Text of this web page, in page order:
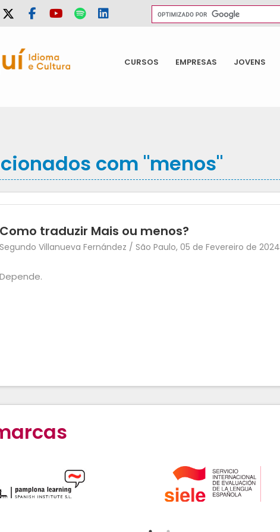
CURSOS EMPRESAS JOVENS
com "menos"
Como traduzir Mais ou menos?
Segundo Villanueva Fernández / São Paulo, 05 de Fevereiro de 2024
Depende.